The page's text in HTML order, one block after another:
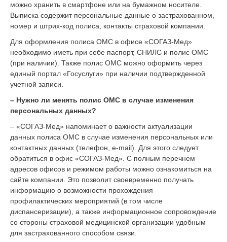
можно хранить в смартфоне или на бумажном носителе.
Выписка содержит персональные данные о застрахованном,
номер и штрих-код полиса, контакты страховой компании.
Для оформления полиса ОМС в офисе «СОГАЗ-Мед»
необходимо иметь при себе паспорт, СНИЛС и полис ОМС
(при наличии). Также полис ОМС можно оформить через
единый портал «Госуслуги» при наличии подтвержденной
учетной записи.
– Нужно ли менять полис ОМС в случае изменения
персональных данных?
– «СОГАЗ-Мед» напоминает о важности актуализации
данных полиса ОМС в случае изменения персональных или
контактных данных (телефон, e-mail). Для этого следует
обратиться в офис «СОГАЗ-Мед». С полным перечнем
адресов офисов и режимом работы можно ознакомиться на
сайте компании. Это позволит своевременно получать
информацию о возможности прохождения
профилактических мероприятий (в том числе
диспансеризации), а также информационное сопровождение
со стороны страховой медицинской организации удобным
для застрахованного способом связи.